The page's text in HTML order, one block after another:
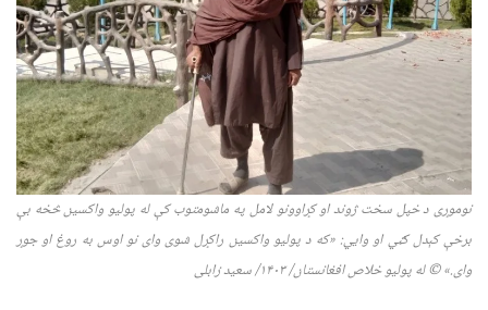
نوموړی د خپل سخت ژوند او کړاوونو لامل په ماشومتوب کې له پولیو واکسین څخه بې
برخې کېدل ګڼي او وايي: «که د پولیو واکسین راکړل شوی وای نو اوس به روغ او جوړ
وای.»©لهپولیو خلاص افغانستان/ ۱۴۰۳ /سعید زابلی